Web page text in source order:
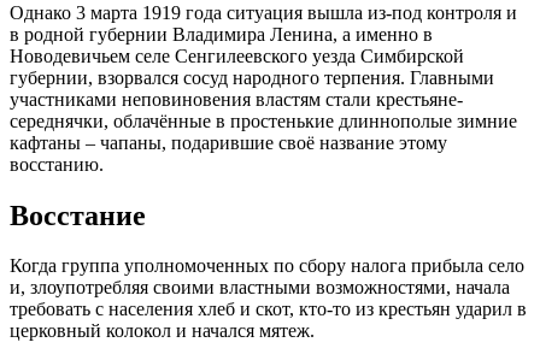
Однако 3 марта 1919 года ситуация вышла из-под контроля и
в родной губернии Владимира Ленина, а именно в
Новодевичьем селе Сенгилеевского уезда Симбирской
губернии, взорвался сосуд народного терпения. Главными
участниками неповиновения властям стали крестьяне-
середнячки, облачённые в простенькие длиннополые зимние
кафтаны – чапаны, подарившие своё название этому
восстанию.
Восстание
Когда группа уполномоченных по сбору налога прибыла село
и, злоупотребляя своими властными возможностями, начала
требовать с населения хлеб и скот, кто-то из крестьян ударил в
церковный колокол и начался мятеж.